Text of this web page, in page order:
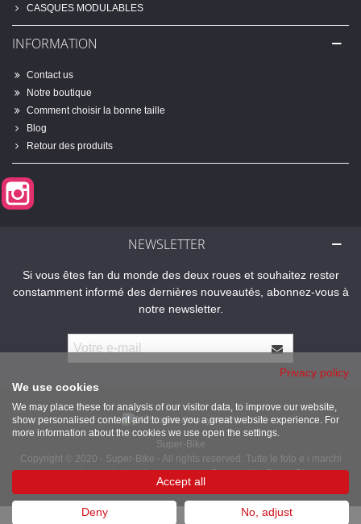
CASQUES MODULABLES
INFORMATION
Contact us
Notre boutique
Comment choisir la bonne taille
Blog
Retour des produits
NEWSLETTER
Si vous êtes fan du monde des deux roues et souhaitez rester
constamment informé des dernières nouveautés, abonnez-vous à
notre newsletter.
Super-Bike
Copyright © 2020 - Super-Bike - All rights reserved. Tutte le foto e i marchi
presenti sono dei legittimi proprietari. Powered by Super-Bike
Privacy policy
We use cookies
We may place these for analysis of our visitor data, to improve our website,
show personalised content and to give you a great website experience. For
more information about the cookies we use open the settings.
Accept all
Deny No, adjust